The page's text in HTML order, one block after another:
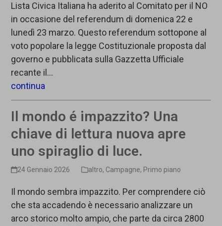
Lista Civica Italiana ha aderito al Comitato per il NO
in occasione del referendum di domenica 22 e
lunedì 23 marzo. Questo referendum sottopone al
voto popolare la legge Costituzionale proposta dal
governo e pubblicata sulla Gazzetta Ufficiale
recante il…
continua
Il mondo é impazzito? Una
chiave di lettura nuova apre
uno spiraglio di luce.
24 Gennaio 2026 altro, Campagne, Primo piano
Il mondo sembra impazzito. Per comprendere ciò
che sta accadendo è necessario analizzare un
arco storico molto ampio, che parte da circa 2800